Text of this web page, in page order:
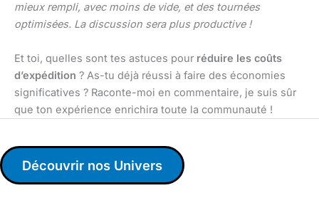
mieux rempli, avec moins de vide, et des tournées
optimisées. La discussion sera plus productive !
Et toi, quelles sont tes astuces pour réduire les coûts
d’expédition ? As-tu déjà réussi à faire des économies
significatives ? Raconte-moi en commentaire, je suis sûr
que ton expérience enrichira toute la communauté !
Découvrir nos Univers